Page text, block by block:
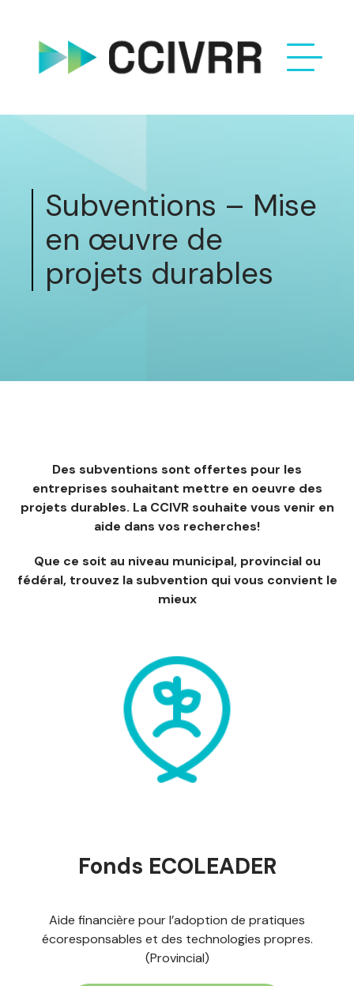
Subventions – Mise
en œuvre de
projets durables
Des subventions sont offertes pour les
entreprises souhaitant mettre en oeuvre des
projets durables. La CCIVR souhaite vous venir en
aide dans vos recherches!
Que ce soit au niveau municipal, provincial ou
fédéral, trouvez la subvention qui vous convient le
mieux
Fonds ECOLEADER
Aide financière pour l’adoption de pratiques
écoresponsables et des technologies propres.
(Provincial)